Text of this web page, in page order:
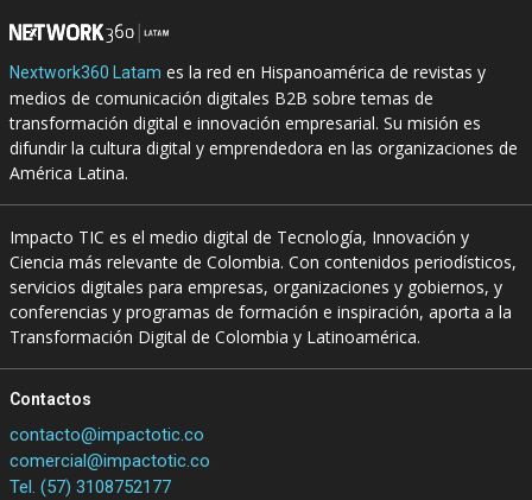
Nextwork360 Latam es la red en Hispanoamérica de revistas y
medios de comunicación digitales B2B sobre temas de
transformación digital e innovación empresarial. Su misión es
difundir la cultura digital y emprendedora en las organizaciones de
América Latina.
Impacto TIC es el medio digital de Tecnología, Innovación y
Ciencia más relevante de Colombia. Con contenidos periodísticos,
servicios digitales para empresas, organizaciones y gobiernos, y
conferencias y programas de formación e inspiración, aporta a la
Transformación Digital de Colombia y Latinoamérica.
Contactos
contacto@impactotic.co
comercial@impactotic.co
Tel. (57) 3108752177